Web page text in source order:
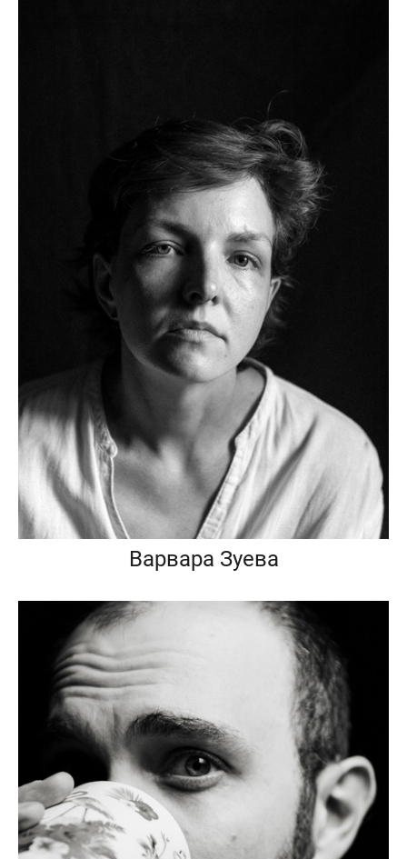
Варвара Зуева